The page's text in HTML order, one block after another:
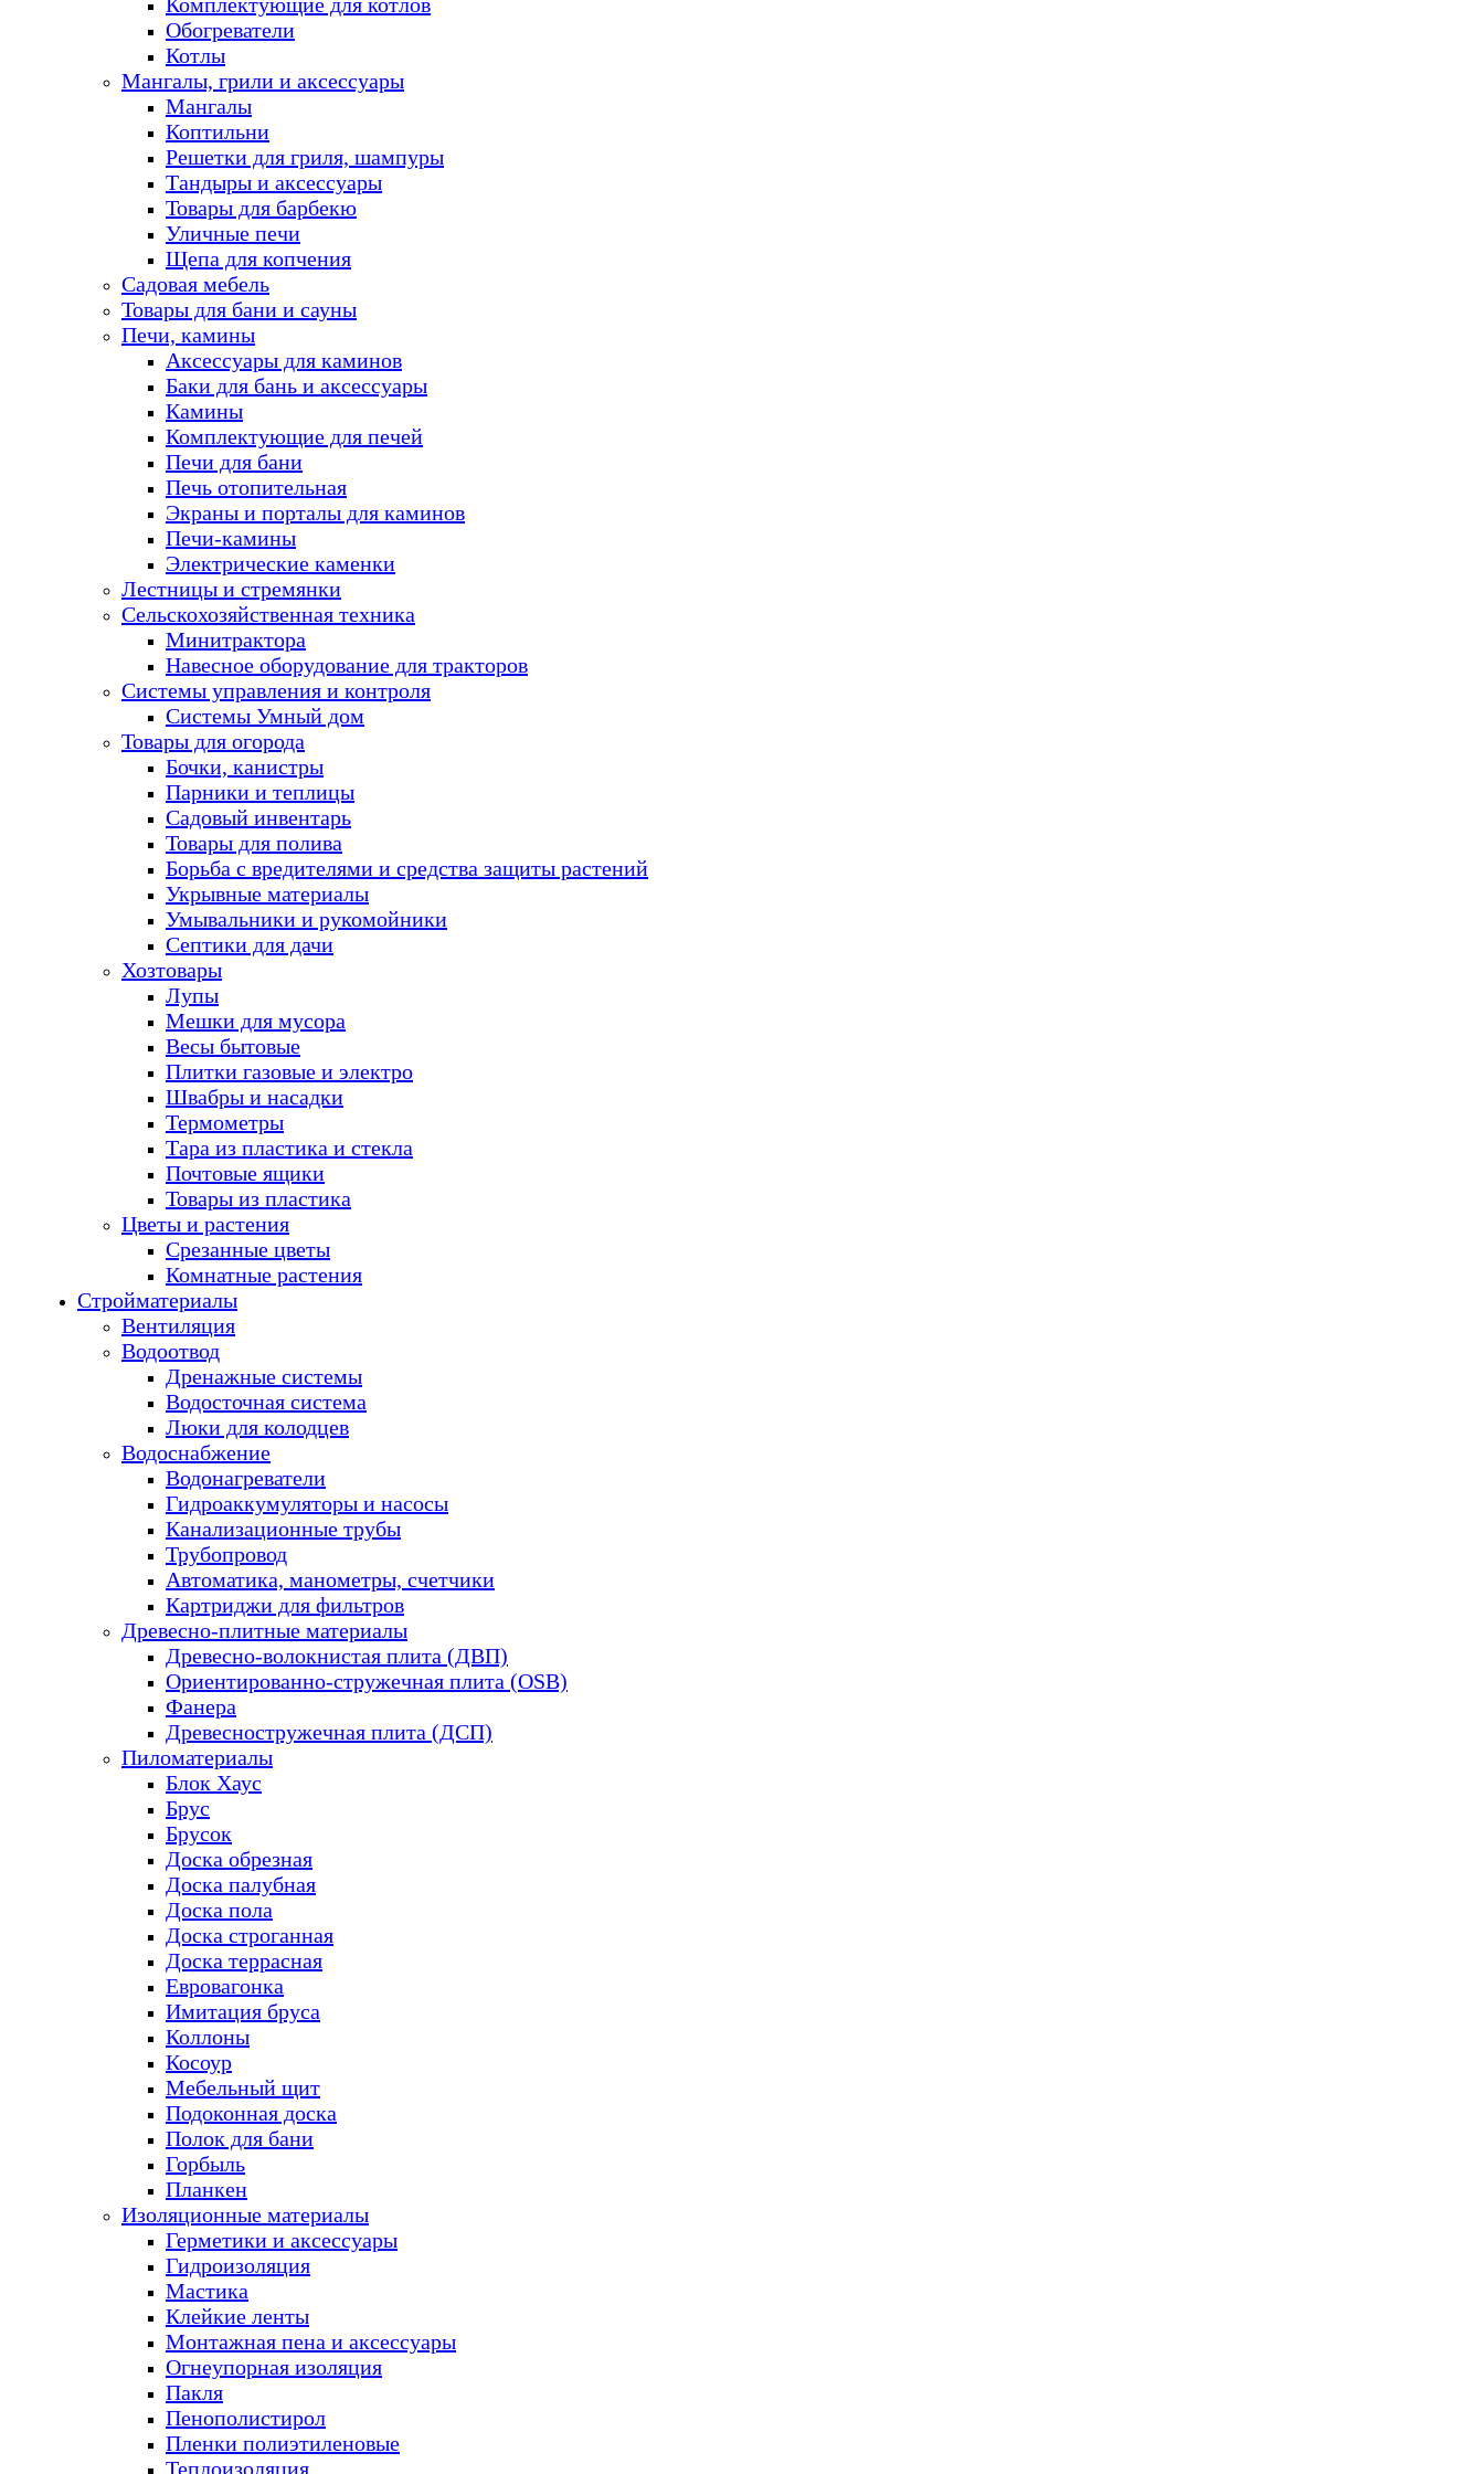
Обогреватели
Котлы
Мангалы, грили и аксессуары
Мангалы
Коптильни
Решетки для гриля, шампуры
Тандыры и аксессуары
Товары для барбекю
Уличные печи
Щепа для копчения
Садовая мебель
Товары для бани и сауны
Печи, камины
Аксессуары для каминов
Баки для бань и аксессуары
Камины
Комплектующие для печей
Печи для бани
Печь отопительная
Экраны и порталы для каминов
Печи-камины
Электрические каменки
Лестницы и стремянки
Сельскохозяйственная техника
Минитрактора
Навесное оборудование для тракторов
Системы управления и контроля
Системы Умный дом
Товары для огорода
Бочки, канистры
Парники и теплицы
Садовый инвентарь
Товары для полива
Борьба с вредителями и средства защиты растений
Укрывные материалы
Умывальники и рукомойники
Септики для дачи
Хозтовары
Лупы
Мешки для мусора
Весы бытовые
Плитки газовые и электро
Швабры и насадки
Термометры
Тара из пластика и стекла
Почтовые ящики
Товары из пластика
Цветы и растения
Срезанные цветы
Комнатные растения
Стройматериалы
Вентиляция
Водоотвод
Дренажные системы
Водосточная система
Люки для колодцев
Водоснабжение
Водонагреватели
Гидроаккумуляторы и насосы
Канализационные трубы
Трубопровод
Автоматика, манометры, счетчики
Картриджи для фильтров
Древесно-плитные материалы
Древесно-волокнистая плита (ДВП)
Ориентированно-стружечная плита (OSB)
Фанера
Древесностружечная плита (ДСП)
Пиломатериалы
Блок Хаус
Брус
Брусок
Доска обрезная
Доска палубная
Доска пола
Доска строганная
Доска террасная
Евровагонка
Имитация бруса
Коллоны
Косоур
Мебельный щит
Подоконная доска
Полок для бани
Горбыль
Планкен
Изоляционные материалы
Герметики и аксессуары
Гидроизоляция
Мастика
Клейкие ленты
Монтажная пена и аксессуары
Огнеупорная изоляция
Пакля
Пенополистирол
Пленки полиэтиленовые
Теплоизоляция